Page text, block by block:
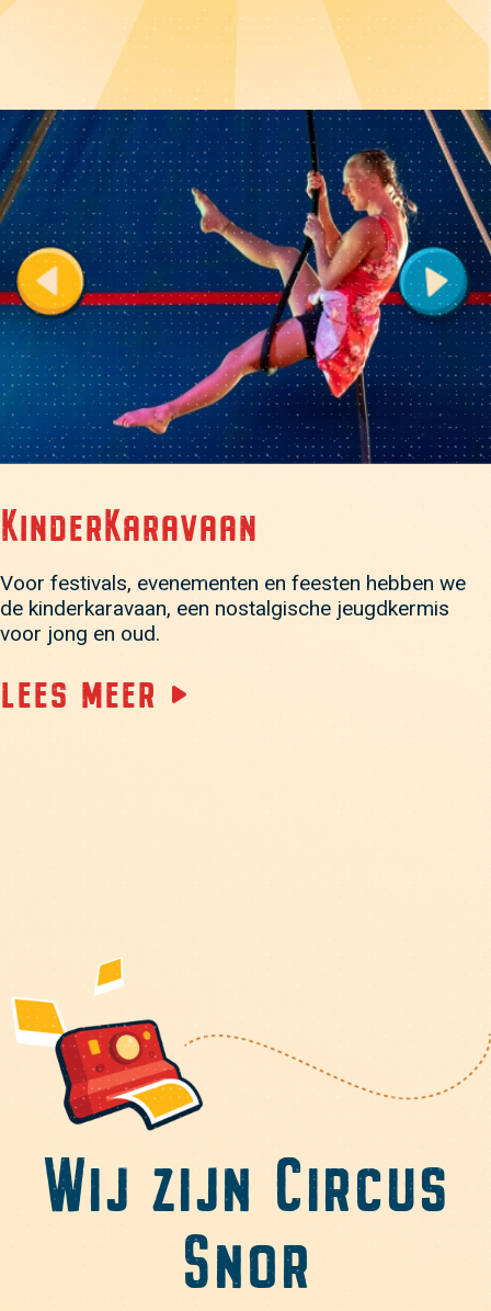
KinderKaravaan
Voor festivals, evenementen en feesten hebben we
de kinderkaravaan, een nostalgische jeugdkermis
voor jong en oud.
lees meer
Wij zijn Circus
Snor